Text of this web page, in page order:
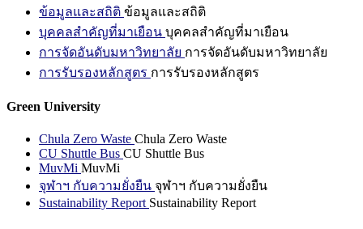
ข้อมูลและสถิติ ข้อมูลและสถิติ
บุคคลสำคัญที่มาเยือน บุคคลสำคัญที่มาเยือน
การจัดอันดับมหาวิทยาลัย การจัดอันดับมหาวิทยาลัย
การรับรองหลักสูตร การรับรองหลักสูตร
Green University
Chula Zero Waste Chula Zero Waste
CU Shuttle Bus CU Shuttle Bus
MuvMi MuvMi
จุฬาฯ กับความยั่งยืน จุฬาฯ กับความยั่งยืน
Sustainability Report Sustainability Report